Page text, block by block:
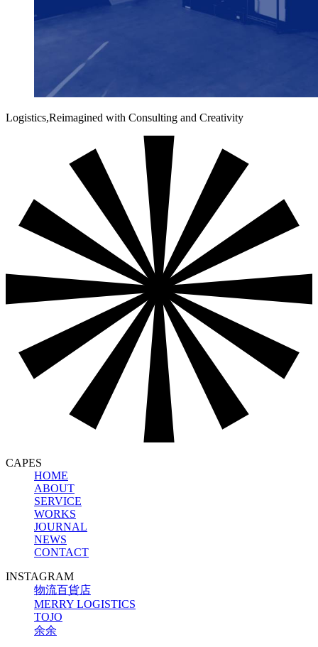
Logistics,Reimagined with Consulting and Creativity
CAPES
HOME
ABOUT
SERVICE
WORKS
JOURNAL
NEWS
CONTACT
INSTAGRAM
物流百貨店
MERRY LOGISTICS
TOJO
余余